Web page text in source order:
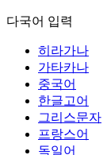
다국어 입력
히라가나
가타카나
중국어
한글고어
그리스문자
프랑스어
독일어